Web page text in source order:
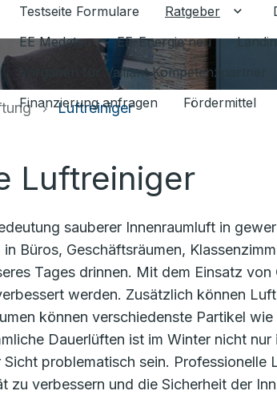
Testseite Formulare Ratgeber
EE Medatsu
EE-Energie neu
Vorgaben für Vaillant Kompetenzpartner
Finanzierung anfragen
Fördermittel
Luftreiniger
Luftreiniger
sauberer Innenraumluft in
Büros, Geschäftsräumen,
Tages drinnen. Mit dem Einsatz
werden. Zusätzlich können
können verschiedenste Partikel
Dauerlüften ist im Winter nicht
problematisch sein. Professionelle
zu verbessern und die Sicherheit der